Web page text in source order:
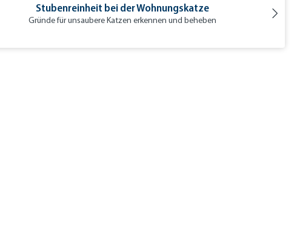
Stubenreinheit bei der Wohnungskatze
Gründe für unsaubere Katzen erkennen und beheben